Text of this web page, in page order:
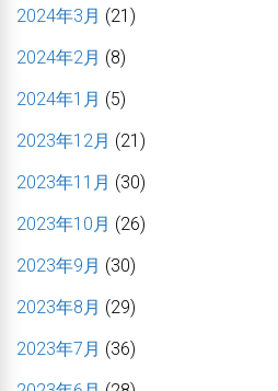
2024年3月 (21)
2024年2月 (8)
2024年1月 (5)
2023年12月 (21)
2023年11月 (30)
2023年10月 (26)
2023年9月 (30)
2023年8月 (29)
2023年7月 (36)